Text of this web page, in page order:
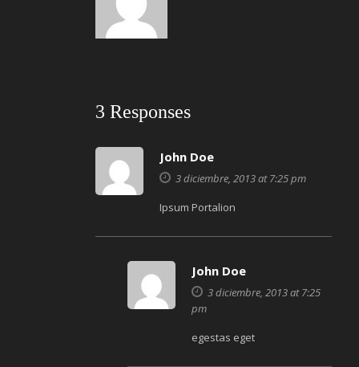
3 Responses
John Doe
3 diciembre, 2013 at 7:25 pm
Ipsum Portalion
John Doe
3 diciembre, 2013 at 7:25
pm
egestas eget